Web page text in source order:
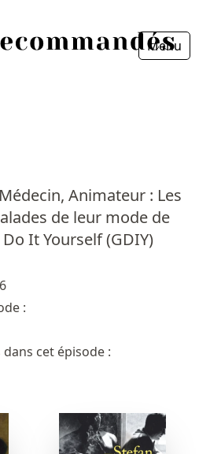
Menu
Animateur : Les
de leur mode de
It Yourself (GDIY)
:
cet épisode :
Fermer